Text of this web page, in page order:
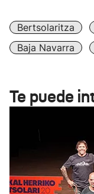
Bertsolaritza
Baja Navarra
Te puede